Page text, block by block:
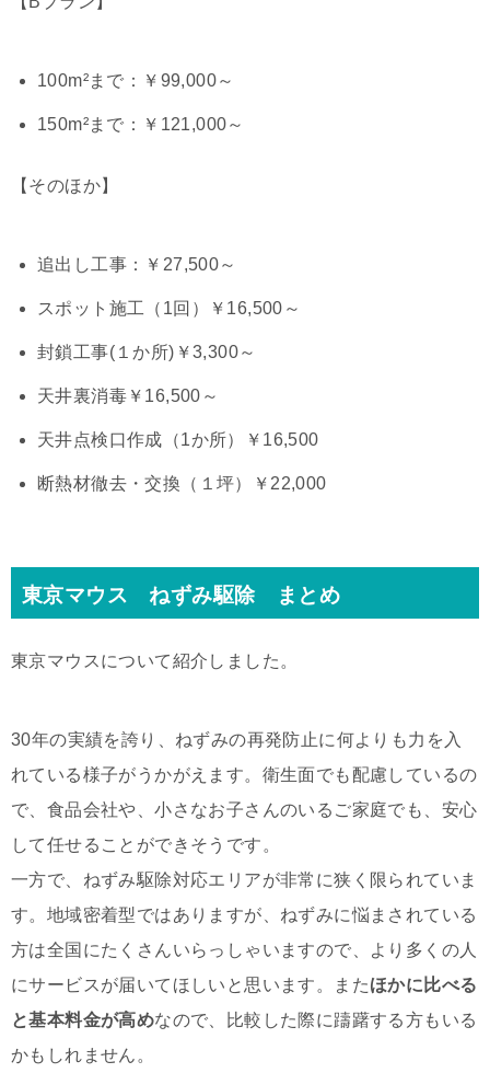
100m²まで：￥99,000～
150m²まで：￥121,000～
【そのほか】
追出し工事：￥27,500～
スポット施工（1回）￥16,500～
封鎖工事(１か所)￥3,300～
天井裏消毒￥16,500～
天井点検口作成（1か所）￥16,500
断熱材徹去・交換（１坪）￥22,000
東京マウス ねずみ駆除 まとめ
東京マウスについて紹介しました。
30年の実績を誇り、ねずみの再発防止に何よりも力を入
れている様子がうかがえます。衛生面でも配慮しているの
で、食品会社や、小さなお子さんのいるご家庭でも、安心
して任せることができそうです。
一方で、ねずみ駆除対応エリアが非常に狭く限られていま
す。地域密着型ではありますが、ねずみに悩まされている
方は全国にたくさんいらっしゃいますので、より多くの人
にサービスが届いてほしいと思います。またほかに比べる
と基本料金が高めなので、比較した際に躊躇する方もいる
かもしれません。